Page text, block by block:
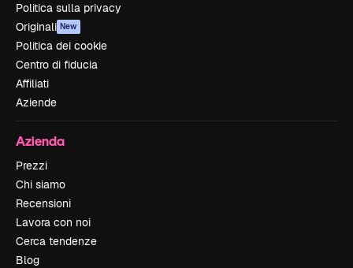
Politica sulla privacy
Originali New
Politica dei cookie
Centro di fiducia
Affiliati
Aziende
Azienda
Prezzi
Chi siamo
Recensioni
Lavora con noi
Cerca tendenze
Blog